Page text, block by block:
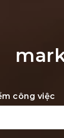
công việc